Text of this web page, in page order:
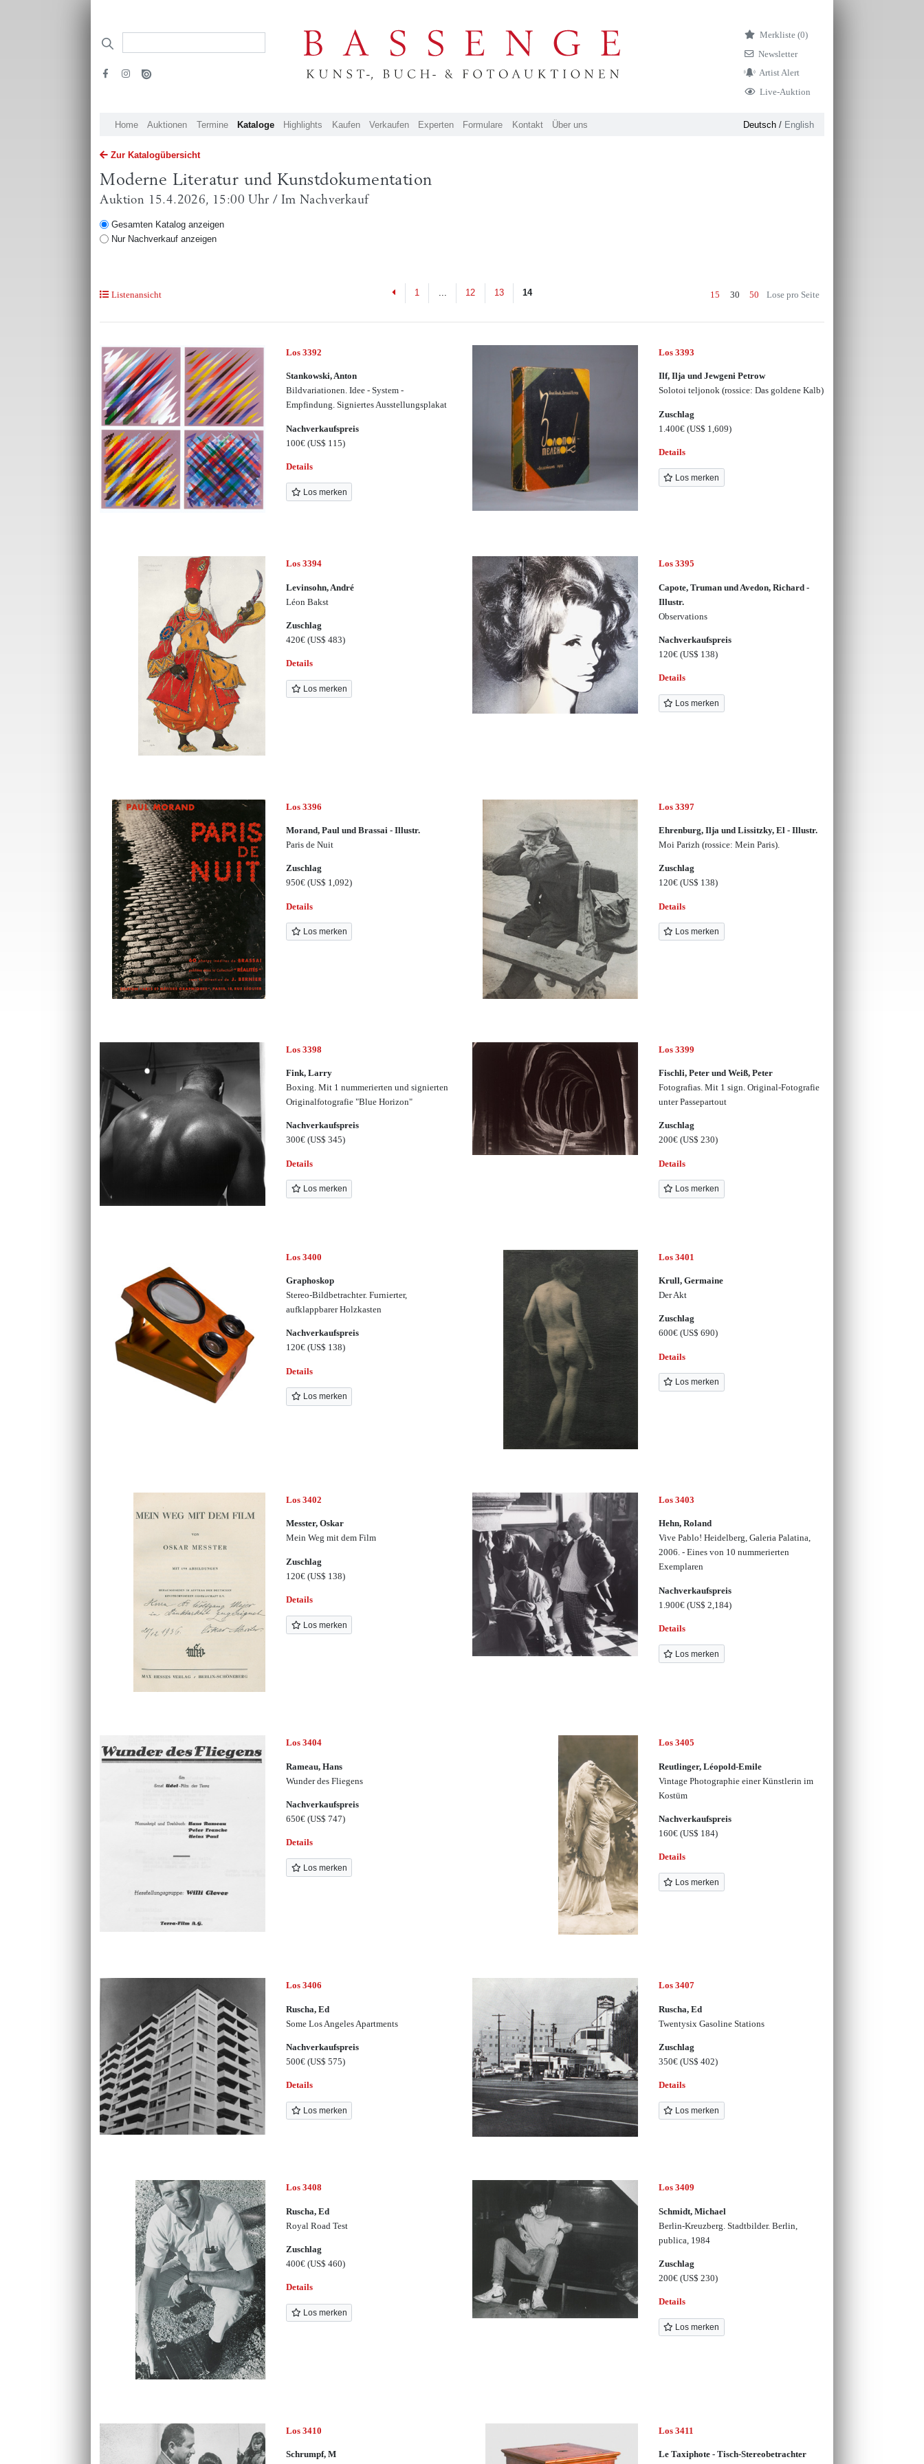
Merkliste (0)
Newsletter
Artist Alert
Live-Auktion
Home Auktionen Termine Kataloge Highlights Kaufen Verkaufen Experten Formulare Kontakt Über uns Deutsch/ English
Zur Katalogübersicht
Moderne Literatur und Kunstdokumentation
Auktion 15.4.2026, 15:00 Uhr / Im Nachverkauf
Gesamten Katalog anzeigen
Nur Nachverkauf anzeigen
Listenansicht Previous
1 ... 12 13 14 15 30 50 Lose pro Seite
Los 3392
Stankowski, Anton
Bildvariationen. Idee - System -
Empfindung. Signiertes Ausstellungsplakat
Nachverkaufspreis
100€(US$ 115)
Details
Los merken
Los 3393
Ilf, Ilja und Jewgeni Petrow
Solotoi teljonok (rossice: Das goldene Kalb)
Zuschlag
1.400€ (US$ 1,609)
Details
Los merken
Los 3394
Levinsohn, André
Léon Bakst
Zuschlag
420€(US$ 483)
Details
Los merken
Los 3395
Capote, Truman und Avedon, Richard -
Illustr.
Observations
Nachverkaufspreis
120€ (US$ 138)
Details
Los merken
Los 3396
Morand, Paul und Brassai - Illustr.
Paris de Nuit
Zuschlag
950€(US$ 1,092)
Details
Los merken
Los 3397
Ehrenburg, Ilja und Lissitzky, El - Illustr.
Moi Parizh (rossice: Mein Paris).
Zuschlag
120€ (US$ 138)
Details
Los merken
Los 3398
Fink, Larry
Boxing. Mit 1 nummerierten und signierten
Originalfotografie "Blue Horizon"
Nachverkaufspreis
300€(US$ 345)
Details
Los merken
Los 3399
Fischli, Peter und Weiß, Peter
Fotografias. Mit 1 sign. Original-Fotografie
unter Passepartout
Zuschlag
200€ (US$ 230)
Details
Los merken
Los 3400
Graphoskop
Stereo-Bildbetrachter. Furnierter,
aufklappbarer Holzkasten
Nachverkaufspreis
120€(US$ 138)
Details
Los merken
Los 3401
Krull, Germaine
Der Akt
Zuschlag
600€ (US$ 690)
Details
Los merken
Los 3402
Messter, Oskar
Mein Weg mit dem Film
Zuschlag
120€(US$ 138)
Details
Los merken
Los 3403
Hehn, Roland
Vive Pablo! Heidelberg, Galeria Palatina,
2006. - Eines von 10 nummerierten
Exemplaren
Nachverkaufspreis
1.900€ (US$ 2,184)
Details
Los merken
Los 3404
Rameau, Hans
Wunder des Fliegens
Nachverkaufspreis
650€(US$ 747)
Details
Los merken
Los 3405
Reutlinger, Léopold-Emile
Vintage Photographie einer Künstlerin im
Kostüm
Nachverkaufspreis
160€ (US$ 184)
Details
Los merken
Los 3406
Ruscha, Ed
Some Los Angeles Apartments
Nachverkaufspreis
500€(US$ 575)
Details
Los merken
Los 3407
Ruscha, Ed
Twentysix Gasoline Stations
Zuschlag
350€ (US$ 402)
Details
Los merken
Los 3408
Ruscha, Ed
Royal Road Test
Zuschlag
400€(US$ 460)
Details
Los merken
Los 3409
Schmidt, Michael
Berlin-Kreuzberg. Stadtbilder. Berlin,
publica, 1984
Zuschlag
200€ (US$ 230)
Details
Los merken
Los 3410
Schrumpf, M
Los 3411
Le Taxiphote - Tisch-Stereobetrachter